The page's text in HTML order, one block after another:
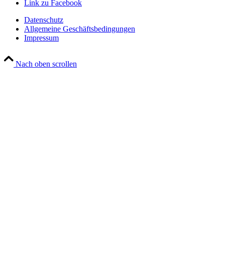
Link zu Facebook
Datenschutz
Allgemeine Geschäftsbedingungen
Impressum
Nach oben scrollen